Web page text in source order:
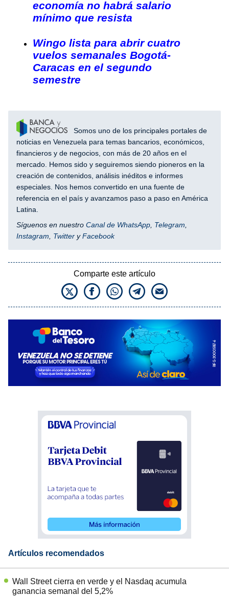
economía no habrá salario
mínimo que resista
Wingo lista para abrir cuatro
vuelos semanales Bogotá-
Caracas en el segundo
semestre
Somos uno de los principales portales de
noticias en Venezuela para temas bancarios, económicos,
financieros y de negocios, con más de 20 años en el
mercado. Hemos sido y seguiremos siendo pioneros en la
creación de contenidos, análisis inéditos e informes
especiales. Nos hemos convertido en una fuente de
referencia en el país y avanzamos paso a paso en América
Latina.
Síguenos en nuestro Canal de WhatsApp, Telegram,
Instagram, Twitter yFacebook
Comparte este artículo
Artículos recomendados
Wall Street cierra en verde y el Nasdaq acumula
ganancia semanal del 5,2%